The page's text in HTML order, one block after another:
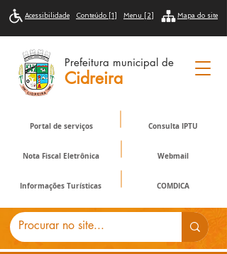
Portal de serviços Consulta IPTU
Nota Fiscal Eletrônica
Informações Turísticas COMDICA
Webmail
Acessibilidade Conteúdo [1] Menu [2] Mapa do site
Prefeitura municipal de
Cidreira